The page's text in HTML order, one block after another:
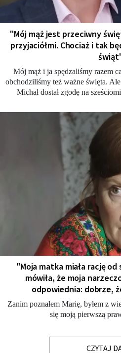
"Mój mąż jest przeciwny
przyjaciółmi. Chociaż i tak
Mój mąż i ja spędzaliśmy razem
obchodziliśmy też ważne święta.
Michał dostał zgodę na
"Moja matka miała rację
mówiła, że moja
odpowiednia: dobrze,
Zanim poznałem Marię, byłem z
się moją pierwszą
CZYTAJ